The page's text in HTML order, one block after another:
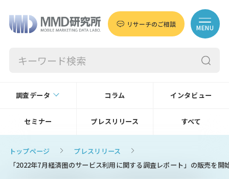
リサーチのご相談 MENU
調査データ コラム インタビュー
セミナー プレスリリース すべて
トップページ
プレスリリース
「2022年7月経済圏のサービス利用に関する調査レポート」の販売を開